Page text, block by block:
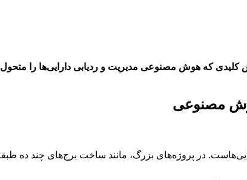
در پروژه‌های بزرگ، مانند ساخت برج‌های چند ده